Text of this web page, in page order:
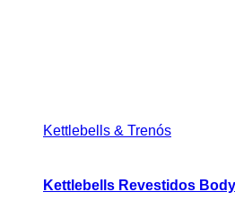
Kettlebells & Trenós
Kettlebells Revestidos